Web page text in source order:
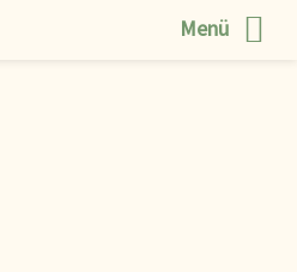
Menü